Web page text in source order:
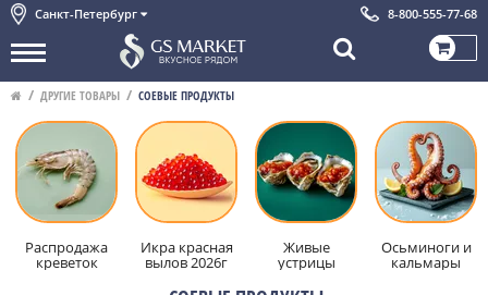
Санкт-Петербург 8-800-555-77-68
ДРУГИЕ ТОВАРЫ СОЕВЫЕ ПРОДУКТЫ
Распродажа
креветок
Икра красная
вылов 2026г
Живые
устрицы
Осьминоги и
кальмары